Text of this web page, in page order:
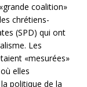
coalition»
chrétiens-
(SPD) qui ont
Les
«mesurées»
elles
politique de la